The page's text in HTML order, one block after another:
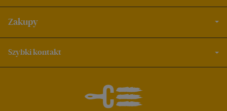
Zakupy
Szybki kontakt